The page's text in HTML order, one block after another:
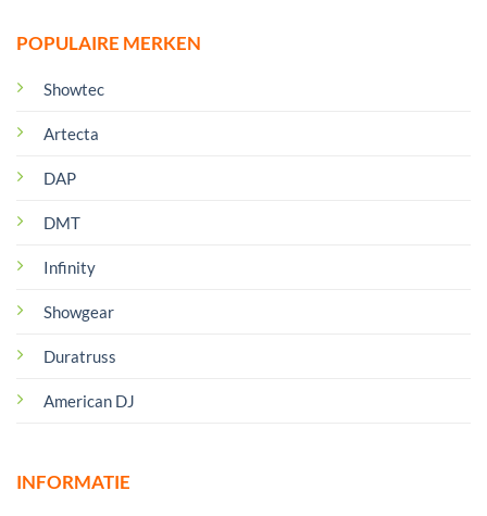
POPULAIRE MERKEN
Showtec
Artecta
DAP
DMT
Infinity
Showgear
Duratruss
American DJ
INFORMATIE